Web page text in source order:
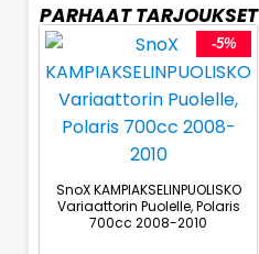
PARHAAT TARJOUKSET
-5%
SnoX KAMPIAKSELINPUOLISKO
Variaattorin Puolelle, Polaris
700cc 2008-2010